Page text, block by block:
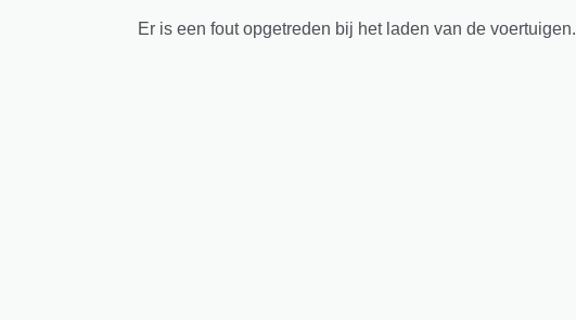
Er is een fout opgetreden bij het laden van de voertuigen.